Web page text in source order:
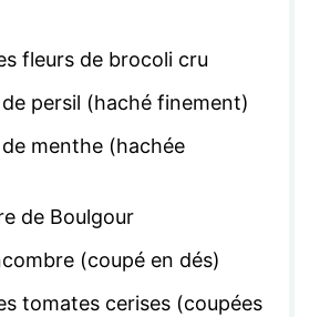
fleurs de brocoli cru
persil (haché finement)
menthe (hachée
de Boulgour
(coupé en dés)
tomates cerises (coupées